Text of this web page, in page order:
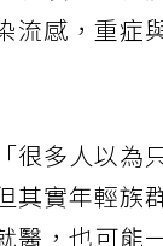
流感，重症
很多人以為
其實年輕族
醫，也可能